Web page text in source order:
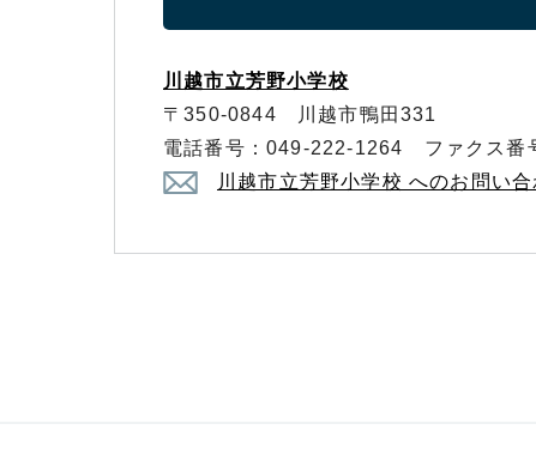
川越市立芳野小学校
〒350-0844 川越市鴨田331
電話番号：049-222-1264 ファクス番
川越市立芳野小学校 へのお問い